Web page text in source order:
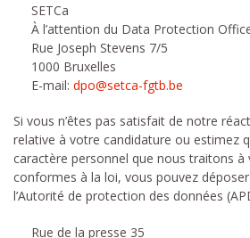
SETCa
À l’attention du Data Protection
Rue Joseph Stevens 7/5
1000 Bruxelles
E-mail: dpo@setca-fgtb.be
Si vous n’êtes pas satisfait de notre
relative à votre candidature ou estimez
caractère personnel que nous traitons
conformes à la loi, vous pouvez
l’Autorité de protection des données
Rue de la presse 35